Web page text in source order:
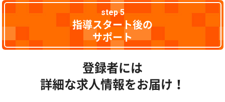
step 5
指導スタート後の
サポート
登録者には
詳細な求人情報をお届け！